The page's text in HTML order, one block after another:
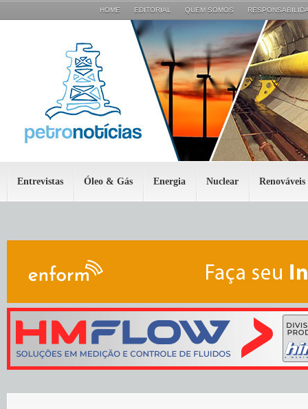
HOME EDITORIAL QUEM SOMOS
Entrevistas Óleo & Gás Energia Nuclear Renováveis